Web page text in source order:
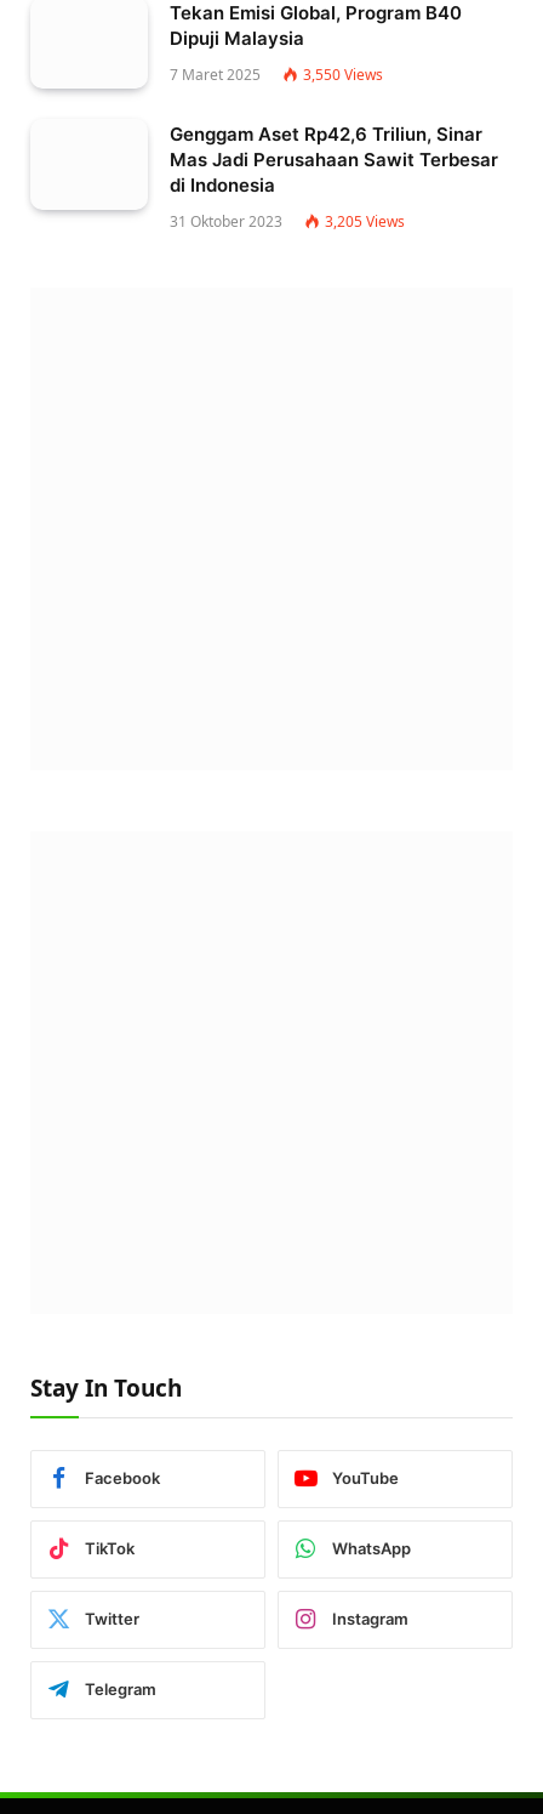
Tekan Emisi Global, Program B40
Dipuji Malaysia
7 Maret 2025 3,550Views
Genggam Aset Rp42,6 Triliun, Sinar
Mas Jadi Perusahaan Sawit Terbesar
di Indonesia
31 Oktober 2023 3,205Views
Stay In Touch
Facebook YouTube
TikTok WhatsApp
Twitter Instagram
Telegram